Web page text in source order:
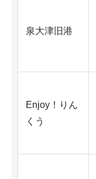
泉大津旧港
Enjoy！りん
くう